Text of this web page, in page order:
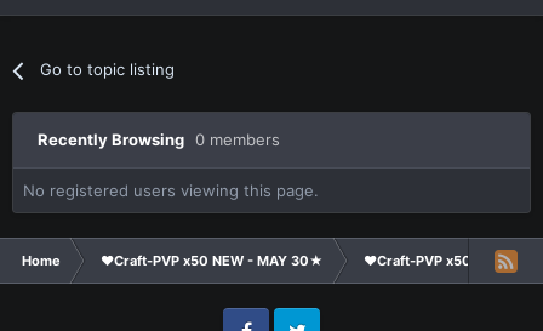
Go to topic listing
Recently Browsing 0 members
No registered users viewing this page.
Home ❤Craft-PVP x50 NEW - MAY 30★ ❤Craft-PVP x50★